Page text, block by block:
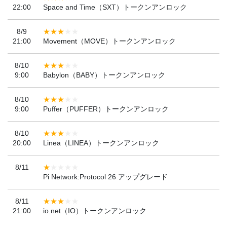
22:00
Space and Time（SXT）トークンアンロック
8/9
21:00
Movement（MOVE）トークンアンロック
8/10
9:00
Babylon（BABY）トークンアンロック
8/10
9:00
Puffer（PUFFER）トークンアンロック
8/10
20:00
Linea（LINEA）トークンアンロック
8/11
Pi Network:Protocol 26 アップグレード
8/11
21:00
io.net（IO）トークンアンロック